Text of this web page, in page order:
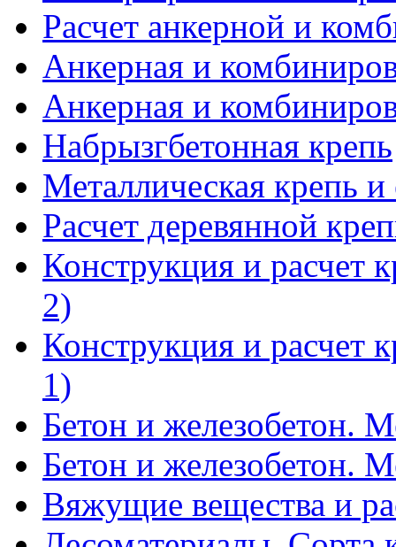
Расчет анкерной и
Анкерная и
Анкерная и
Набрызгбетонная крепь
Металлическая крепь и
Расчет деревянной
Конструкция и расчет
2)
Конструкция и расчет
1)
Бетон и железобетон.
Бетон и железобетон.
Вяжущие вещества и